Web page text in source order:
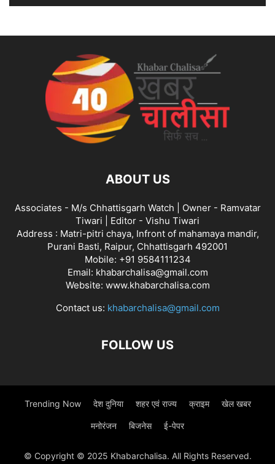
ABOUT US
Associates - M/s Chhattisgarh Watch | Owner - Ramvatar
Tiwari | Editor - Vishu Tiwari
Address : Matri-pitri chaya, Infront of mahamaya mandir,
Purani Basti, Raipur, Chhattisgarh 492001
Mobile: +91 9584111234
Email: khabarchalisa@gmail.com
Website: www.khabarchalisa.com
Contact us: khabarchalisa@gmail.com
FOLLOW US
Trending Now देश दुनिया शहर एवं राज्य क्राइम खेल खबर
मनोरंजन बिजनेस ई-पेपर
© Copyright © 2025 Khabarchalisa. All Rights Reserved.